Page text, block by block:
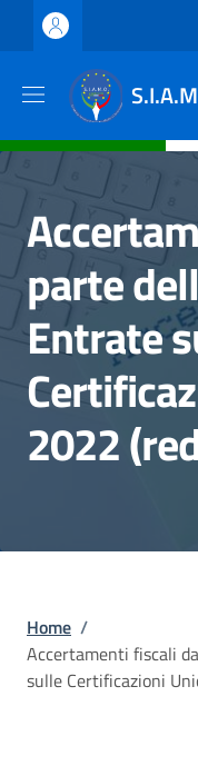
Salta al contenuto
Skip to footer content
parte
Entrate
2022
Briciole di
Home /
Accertamenti fiscali
sulle Certificazioni